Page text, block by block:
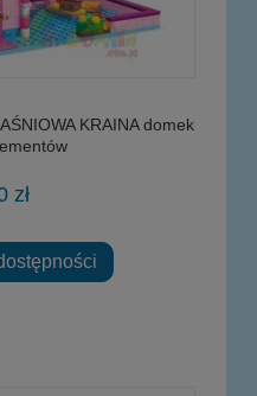
KRAINA domek
zł